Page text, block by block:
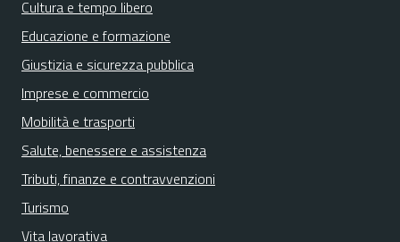
Cultura e tempo libero
Educazione e formazione
Giustizia e sicurezza pubblica
Imprese e commercio
Mobilità e trasporti
Salute, benessere e assistenza
Tributi, finanze e contravvenzioni
Turismo
Vita lavorativa